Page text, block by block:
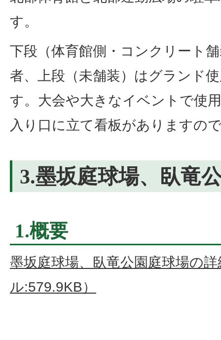
す。
下段（体育館側・コンクリート
者、上段（未舗装）はグランド
す。大会や大きなイベントで使
入り口に立て看板がありますの
3.墨坂庭球場、臥竜
1.概要
墨坂庭球場、臥竜公園庭球場の
ル:579.9KB）